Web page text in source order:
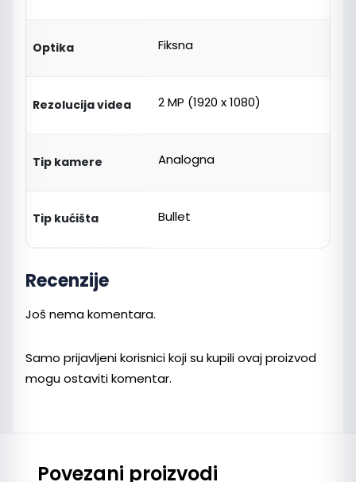
Optika Fiksna
Rezolucija videa 2 MP (1920 x 1080)
Tip kamere Analogna
Tip kućišta Bullet
Recenzije
Još nema komentara.
Samo prijavljeni korisnici koji su kupili ovaj proizvod
mogu ostaviti komentar.
Povezani proizvodi